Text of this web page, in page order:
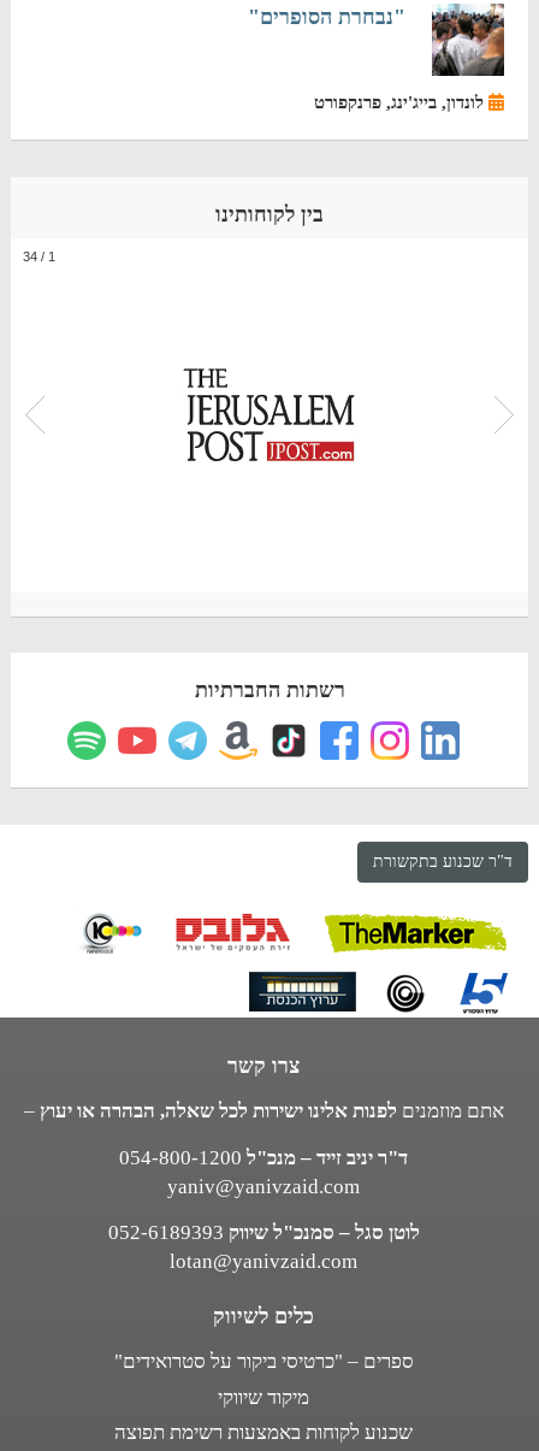
"נבחרת הסופרים"
לונדון, בייג'ינג, פרנקפורט
בין לקוחותינו
1
/
34
רשתות החברתיות
ד"ר שכנוע בתקשורת
צרו קשר
אתם מוזמנים לפנות אלינו ישירות לכל שאלה, הבהרה או יעוץ –
ד"ר יניב זייד – מנכ"ל 054-800-1200
yaniv@yanivzaid.com
לוטן סגל – סמנכ"ל שיווק 052-6189393
lotan@yanivzaid.com
כלים לשיווק
ספרים – "כרטיסי ביקור על סטרואידים"
מיקוד שיווקי
שכנוע לקוחות באמצעות רשימת תפוצה